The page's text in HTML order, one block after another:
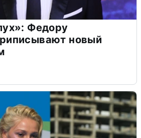
Федору
новый